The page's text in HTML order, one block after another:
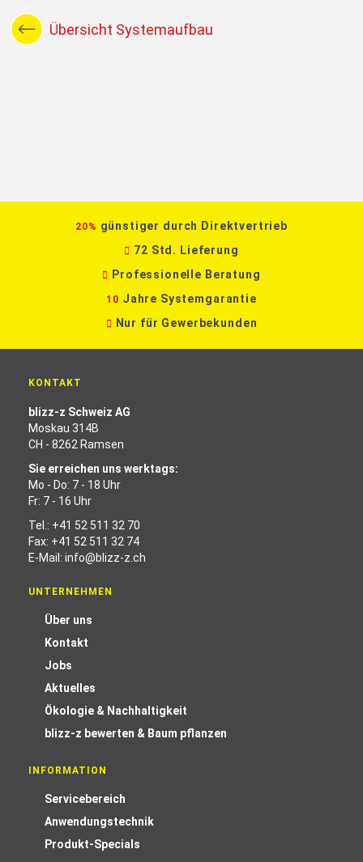
Übersicht Systemaufbau
20% günstiger durch Direktvertrieb
72 Std. Lieferung
Professionelle Beratung
10 Jahre Systemgarantie
Nur für Gewerbekunden
KONTAKT
blizz-z Schweiz AG
Moskau 314B
CH - 8262 Ramsen
Sie erreichen uns werktags:
Mo - Do: 7 - 18 Uhr
Fr: 7 - 16 Uhr
Tel.: +41 52 511 32 70
Fax: +41 52 511 32 74
E-Mail: info@blizz-z.ch
UNTERNEHMEN
Über uns
Kontakt
Jobs
Aktuelles
Ökologie & Nachhaltigkeit
blizz-z bewerten & Baum pflanzen
INFORMATION
Servicebereich
Anwendungstechnik
Produkt-Specials